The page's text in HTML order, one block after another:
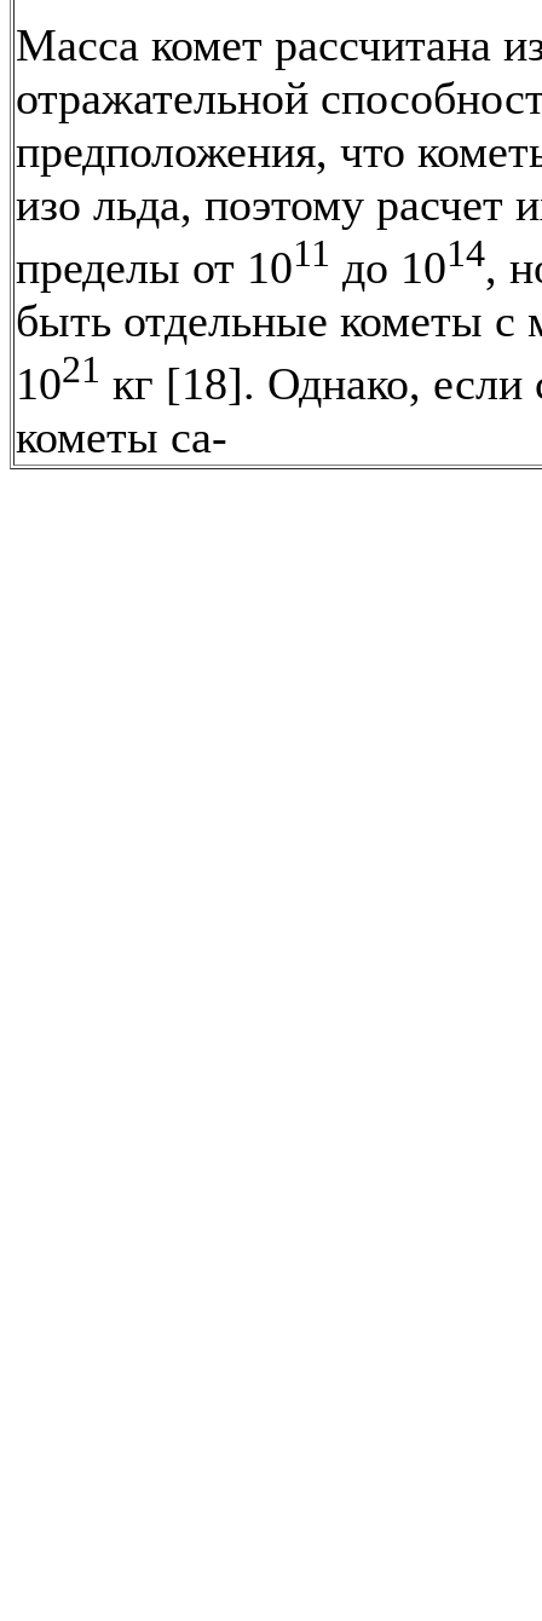
Масса комет рассчитана
отражательной
предположения, что
изо льда, поэтому расчет
пределы от 1011 до 1014,
быть отдельные кометы с
1021 кг [18]. Однако, если
кометы са-